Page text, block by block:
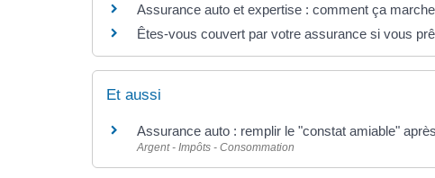
Assurance auto et expertise : comment ça
Êtes-vous couvert par votre assurance si vous
Et aussi
Assurance auto : remplir le "constat amiable"
Argent - Impôts - Consommation